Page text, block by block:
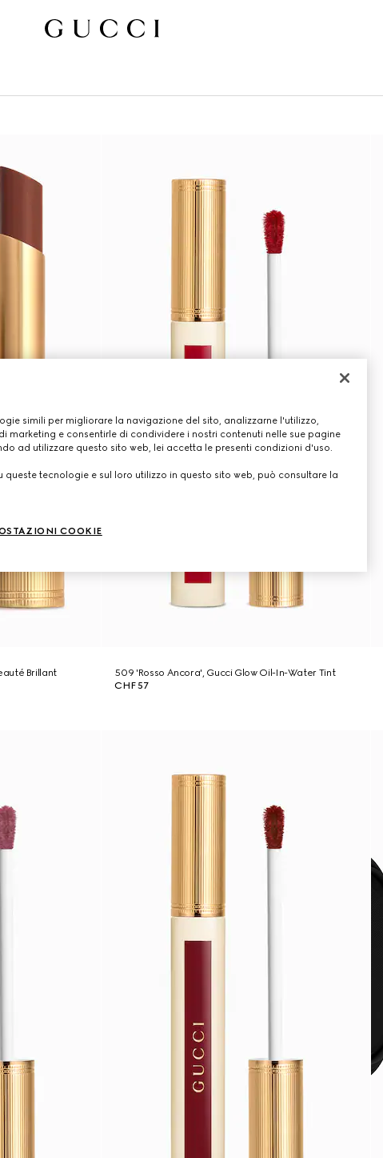
Brillant
509 'Rosso Ancora', Gucci Glow Oil-In-Water Tint
CHF 57
simili per migliorare la navigazione del sito, analizzarne l'utilizzo,
marketing e consentirle di condividere i nostri contenuti nelle sue pagine
ad utilizzare questo sito web, lei accetta le presenti condizioni d'uso.
queste tecnologie e sul loro utilizzo in questo sito web, può consultare la
COOKIE